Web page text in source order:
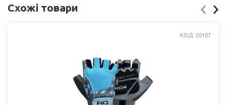
Схожі товари
КОД: 20107